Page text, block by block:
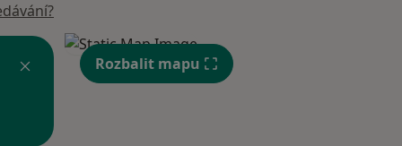
Rozbalit mapu